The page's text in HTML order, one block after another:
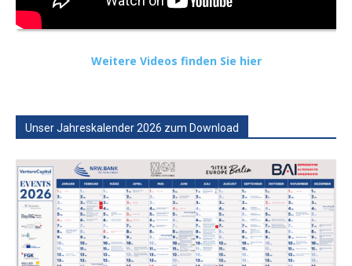
Weitere Videos finden Sie hier
Unser Jahreskalender 2026 zum Download